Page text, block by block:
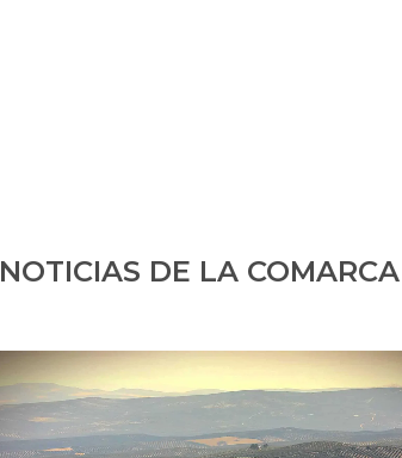
NOTICIAS DE LA COMARCA